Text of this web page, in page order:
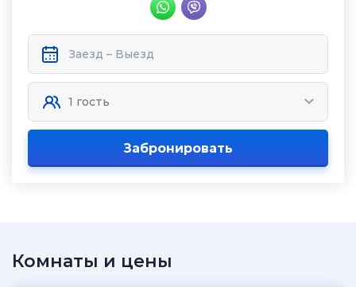
Забронировать
Комнаты и цены